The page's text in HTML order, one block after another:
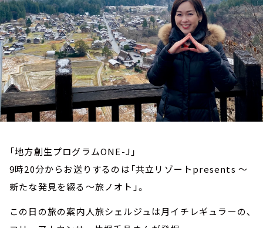
YouTube
会社情報
「地方創生プログラムONE-J」
9時20分からお送りするのは「共立リゾートpresents ～
新たな発見を綴る～旅ノオト」。
この日の旅の案内人旅シェルジュは月イチレギュラーの、